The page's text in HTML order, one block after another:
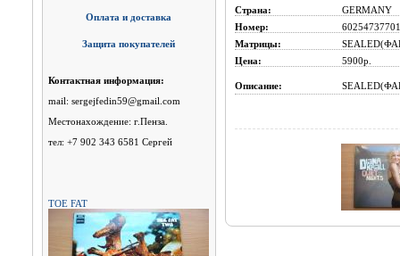
Оплата и доставка
Защита покупателей
Контактная информация:
mail: sergejfedin59@gmail.com
Местонахождение: г.Пенза.
тел: +7 902 343 6581 Сергей
TOE FAT
Страна:
GERMANY
Номер:
Матрицы:
Цена:
5900р.
Описание: